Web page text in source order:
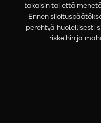
takaisin tai että
Ennen
perehtyä huolellisesti
riskeihin ja